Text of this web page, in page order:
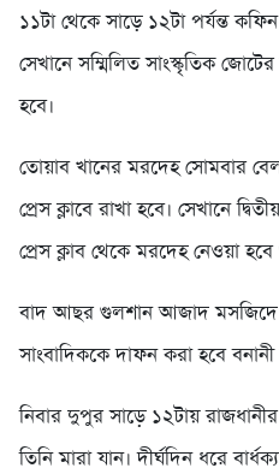
১১টা থেকে সাড়ে ১২টা পর্যন্ত কফিন
সেখানে সম্মিলিত সাংস্কৃতিক জোটের
হবে।
তোয়াব খানের মরদেহ সোমবার
প্রেস ক্লাবে রাখা হবে। সেখানে
প্রেস ক্লাব থেকে মরদেহ নেওয়া
বাদ আছর গুলশান আজাদ মসজিদে
সাংবাদিককে দাফন করা হবে বনানী
নিবার দুপুর সাড়ে ১২টায়
তিনি মারা যান। দীর্ঘদিন ধরে